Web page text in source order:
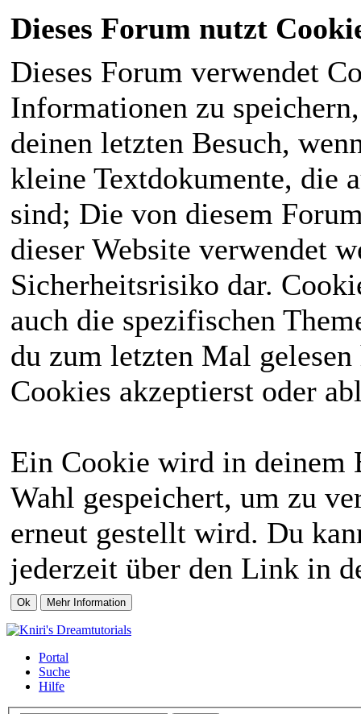
Dieses Forum nutzt
Dieses Forum verwendet
Informationen zu
deinen letzten Besuch,
kleine Textdokumente, die
sind; Die von diesem
dieser Website verwendet
Sicherheitsrisiko dar.
auch die spezifischen
du zum letzten Mal
Cookies akzeptierst oder
Ein Cookie wird in deinem
Wahl gespeichert, um zu
erneut gestellt wird. Du
jederzeit über den Link in
Portal
Suche
Hilfe